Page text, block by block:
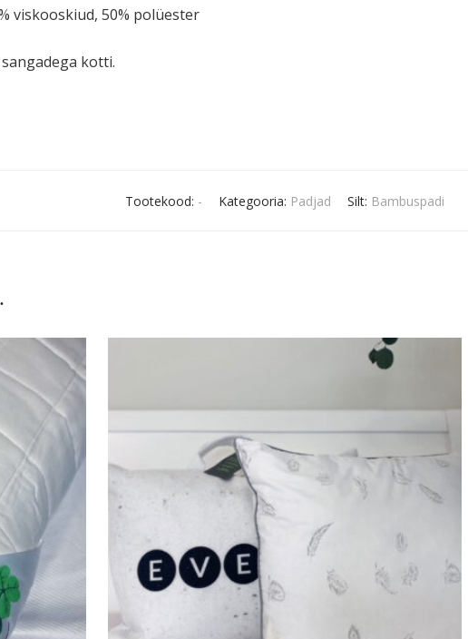
viskooskiud, 50% polüester
kotti.
Tootekood: - Kategooria: Padjad Silt: Bambuspadi